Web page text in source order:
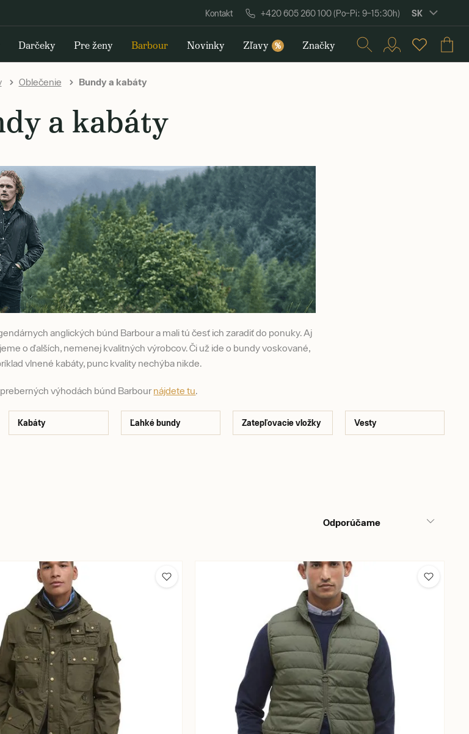
Kontakt +420 605 260 100 (Po–Pi: 9–15:30h) SK
Darčeky Pre ženy Barbour Novinky Zľavy % Značky
Oblečenie Bundy a kabáty
a kabáty
anglických búnd Barbour a mali tú česť ich zaradiť do ponuky. Aj
o ďalších, nemenej kvalitných výrobcov. Či už ide o bundy voskované,
vlnené kabáty, punc kvality nechýba nikde.
výhodách búnd Barbournájdete tu.
Kabáty Ľahké bundy Zatepľovacie vložky Vesty
Odporúčame